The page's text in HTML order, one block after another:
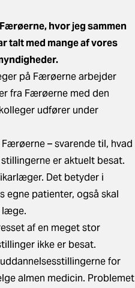
hvor jeg sammen
talt med mange af vores
på Færøerne arbejder
fra Færøerne med den
udfører under
– svarende til, hvad
er aktuelt besat.
Det betyder i
egne patienter, også skal
læge.
af en meget stor
ikke er besat.
for
almen medicin. Problemet